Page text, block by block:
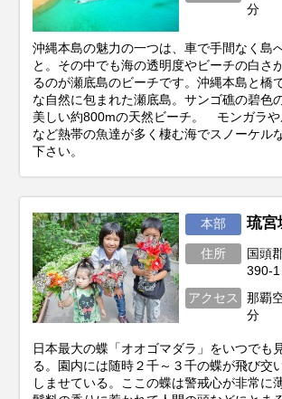
分
沖縄本島の魅力の一つは、車で手間なく島
と。その中でも海の透明度やビーチの白さ
るのが瀬底島のビーチです。沖縄本島と橋
な自然に包まれた瀬底島。サンゴ礁の碧色
美しい約800mの天然ビーチ。 モンガラや
など熱帯の魚達が多く棲む海でスノーケル
下さい。
本部 琉宮
住所
国頭
390-1
アクセス
那覇
分
日本最大の蝶「オオゴマダラ」をいつでも
る。園内には随時２千～３千の蝶が飛び交
しませている。ここの蝶は警戒心が非常に